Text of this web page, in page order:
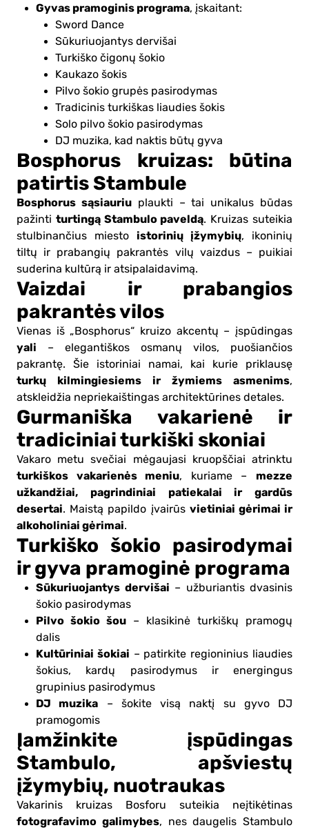
Gyvas pramoginis programa, įskaitant:
Sword Dance
Sūkuriuojantys dervišai
Turkiško čigonų šokio
Kaukazo šokis
Pilvo šokio grupės pasirodymas
Tradicinis turkiškas liaudies šokis
Solo pilvo šokio pasirodymas
DJ muzika, kad naktis būtų gyva
Bosphorus kruizas: būtina
patirtis Stambule
Bosphorus sąsiauriuplaukti – tai unikalus būdas
pažinti turtingą Stambulo paveldą. Kruizas suteikia
stulbinančius miesto istorinių įžymybių, ikoninių
tiltų ir prabangių pakrantės vilų vaizdus – puikiai
suderina kultūrą ir atsipalaidavimą.
Vaizdai ir prabangios
pakrantės vilos
Vienas iš „Bosphorus“ kruizo akcentų – įspūdingas
yali – elegantiškos osmanų vilos, puošiančios
pakrantę. Šie istoriniai namai, kai kurie priklausę
turkų kilmingiesiems ir žymiems asmenims,
atskleidžia nepriekaištingas architektūrines detales.
Gurmaniška vakarienė ir
tradiciniai turkiški skoniai
Vakaro metu svečiai mėgaujasi kruopščiai atrinktu
turkiškos vakarienės meniu, kuriame – mezze
užkandžiai, pagrindiniai patiekalai ir gardūs
desertai. Maistą papildo įvairūs vietiniai gėrimai ir
alkoholiniai gėrimai.
Turkiško šokio pasirodymai
ir gyva pramoginė programa
Sūkuriuojantys dervišai – užburiantis dvasinis
šokio pasirodymas
Pilvo šokio šou – klasikinė turkiškų pramogų
dalis
Kultūriniai šokiai – patirkite regioninius liaudies
šokius, kardų pasirodymus ir energingus
grupinius pasirodymus
DJ muzika – šokite visą naktį su gyvo DJ
pramogomis
Įamžinkite įspūdingas
Stambulo, apšviestų
įžymybių, nuotraukas
Vakarinis kruizas Bosforu suteikia neįtikėtinas
fotografavimo galimybes, nes daugelis Stambulo